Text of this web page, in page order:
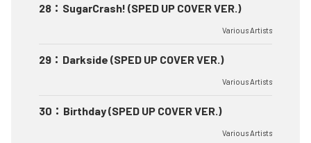
28 ： SugarCrash! (SPED UP COVER VER.)
Various Artists
29 ： Darkside (SPED UP COVER VER.)
Various Artists
30 ： Birthday (SPED UP COVER VER.)
Various Artists